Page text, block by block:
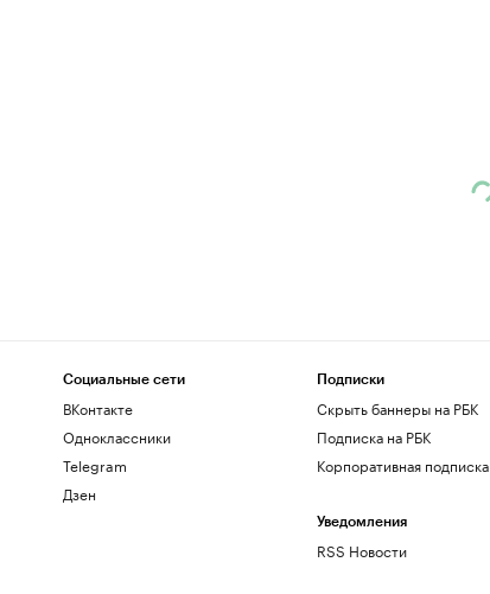
Социальные сети
ВКонтакте
Одноклассники
Telegram
Дзен
Подписки
Скрыть баннеры на РБК
Подписка на РБК
Корпоративная подписка
Уведомления
RSS Новости